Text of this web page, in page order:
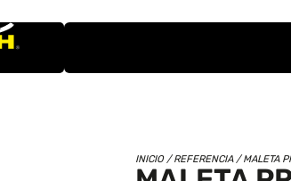
INICIO/ REFERENCIA / MALETA